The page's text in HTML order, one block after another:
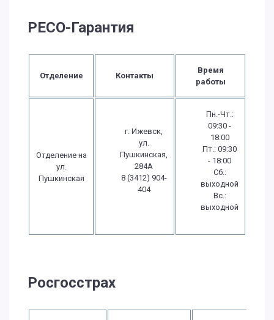
РЕСО-Гарантия
Отделение Контакты
Время
работы
Отделение на
ул.
Пушкинская
г. Ижевск,
ул.
Пушкинская,
284А
8 (3412) 904-
404
Пн.-Чт.:
09:30 -
18:00
Пт.: 09:30
- 18:00
Сб.:
выходной
Вс.:
выходной
Росгосстрах